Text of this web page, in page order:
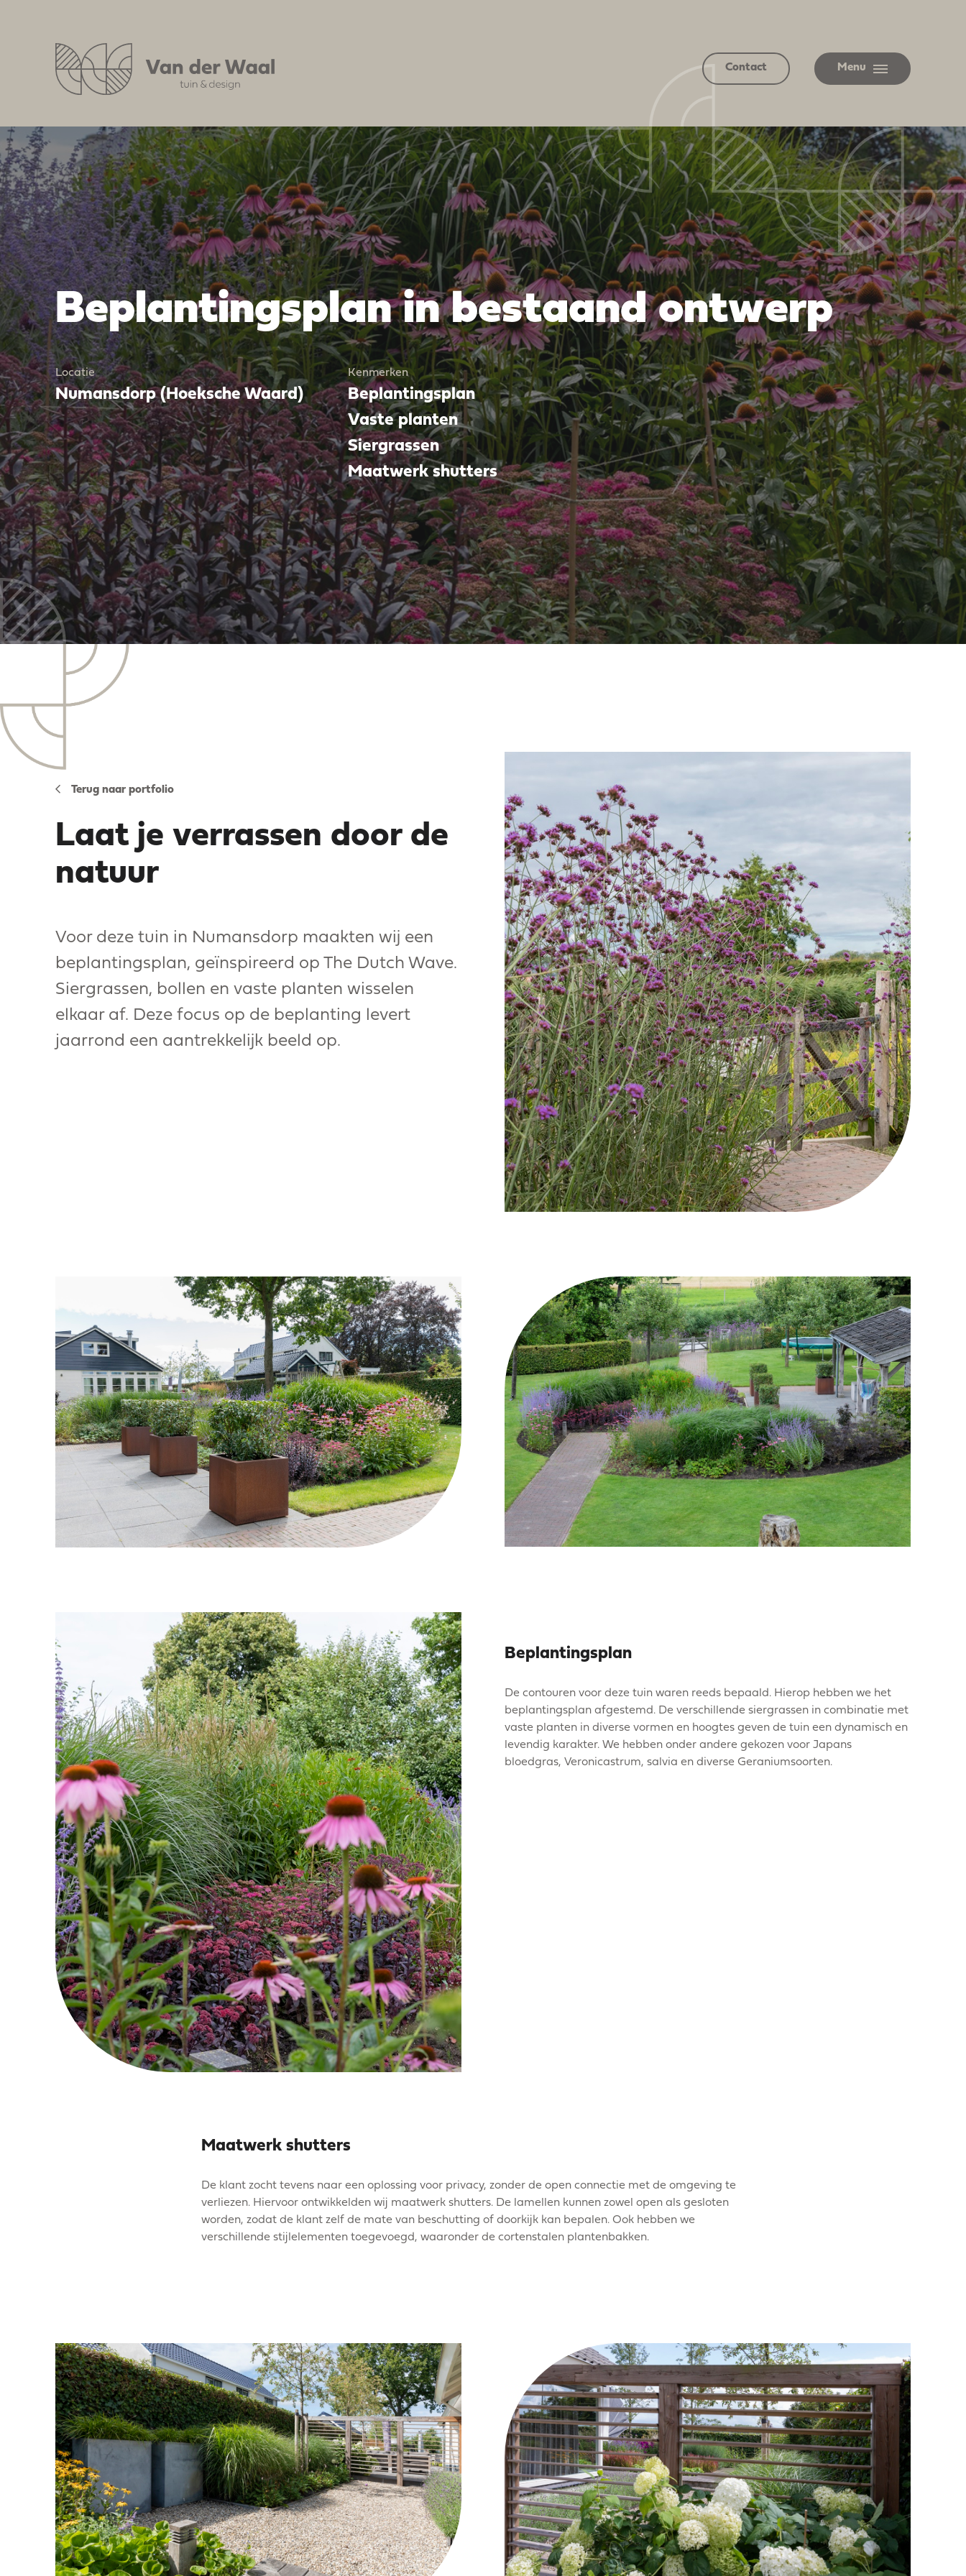
Contact Menu
Beplantingsplan in bestaand ontwerp
Locatie
Numansdorp (Hoeksche Waard)
Kenmerken
Beplantingsplan
Vaste planten
Siergrassen
Maatwerk shutters
Terug naar portfolio
Laat je verrassen door de
natuur
Voor deze tuin in Numansdorp maakten wij een
beplantingsplan, geïnspireerd op The Dutch Wave.
Siergrassen, bollen en vaste planten wisselen
elkaar af. Deze focus op de beplanting levert
jaarrond een aantrekkelijk beeld op.
Beplantingsplan
De contouren voor deze tuin waren reeds bepaald. Hierop hebben we het
beplantingsplan afgestemd. De verschillende siergrassen in combinatie met
vaste planten in diverse vormen en hoogtes geven de tuin een dynamisch en
levendig karakter. We hebben onder andere gekozen voor Japans
bloedgras, Veronicastrum, salvia en diverse Geraniumsoorten.
Maatwerk shutters
De klant zocht tevens naar een oplossing voor privacy, zonder de open connectie met de omgeving te
verliezen. Hiervoor ontwikkelden wij maatwerk shutters. De lamellen kunnen zowel open als gesloten
worden, zodat de klant zelf de mate van beschutting of doorkijk kan bepalen. Ook hebben we
verschillende stijlelementen toegevoegd, waaronder de cortenstalen plantenbakken.